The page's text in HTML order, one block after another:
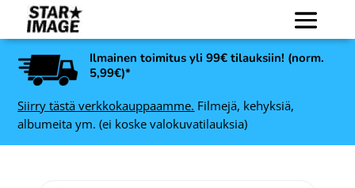
Ilmainen toimitus yli 99€ tilauksiin! (norm.
5,99€)*
Siirry tästä verkkokauppaamme. Filmejä, kehyksiä,
albumeita ym. (ei koske valokuvatilauksia)